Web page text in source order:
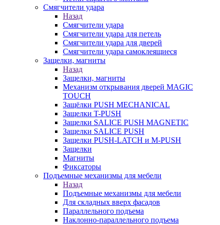
Смягчители удара
Назад
Смягчители удара
Смягчители удара для петель
Смягчители удара для дверей
Cмягчители удара самоклеящиеся
Защелки, магниты
Назад
Защелки, магниты
Механизм открывания дверей MAGIC
TOUCH
Защёлки PUSH MECHANICAL
Защелки T-PUSH
Защелки SALICE PUSH MAGNETIC
Защелки SALICE PUSH
Защелки PUSH-LATCH и M-PUSH
Защелки
Магниты
Фиксаторы
Подъемные механизмы для мебели
Назад
Подъемные механизмы для мебели
Для складных вверх фасадов
Параллельного подъема
Наклонно-параллельного подъема